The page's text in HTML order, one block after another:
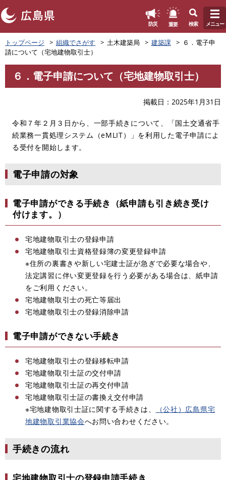
ペ
ー
ジ
の
頭
防災 重要 検索 メニュー
トップページ 組織でさがす 土木建築局 建築課
６．電子申
請について（宅地建物取引士）
文
６．電子申請について（宅地建物取引士）
掲載日 2025年1月31日
令和７年２月３日から、一部手続きについて、「国土交通省手
続業務一貫処理システム（eMLIT）」を利用した電子申請によ
る受付を開始します。
電子申請の対象
電子申請ができる手続き（紙申請も引き続き受け
付けます。）
宅地建物取引士の登録申請
宅地建物取引士資格登録簿の変更登録申請
​※住所の裏書きや新しい宅建士証が急ぎで必要な場合や、
法定講習に伴い変更登録を行う必要がある場合は、紙申請
をご利用ください。
宅地建物取引士の死亡等届出
宅地建物取引士の登録消除申請
電子申請ができない手続き
宅地建物取引士の登録移転申請
宅地建物取引士証の交付申請
宅地建物取引士証の再交付申請
宅地建物取引士証の書換え交付申請
※宅地建物取引士証に関する手続きは、
（公社）広島県宅
地建物取引業協会へお問い合わせください。
手続きの流れ
宅地建物取引士の登録申請手続き